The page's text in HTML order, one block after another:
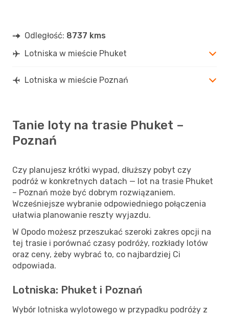
Odległość: 8737 kms
Lotniska w mieście Phuket
Lotniska w mieście Poznań
Tanie loty na trasie Phuket –
Poznań
Czy planujesz krótki wypad, dłuższy pobyt czy
podróż w konkretnych datach — lot na trasie Phuket
– Poznań może być dobrym rozwiązaniem.
Wcześniejsze wybranie odpowiedniego połączenia
ułatwia planowanie reszty wyjazdu.
W Opodo możesz przeszukać szeroki zakres opcji na
tej trasie i porównać czasy podróży, rozkłady lotów
oraz ceny, żeby wybrać to, co najbardziej Ci
odpowiada.
Lotniska: Phuket i Poznań
Wybór lotniska wylotowego w przypadku podróży z